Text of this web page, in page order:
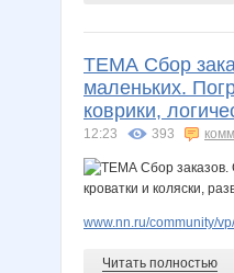
Фея Драже ИРИША
ТЕМА Сбор
маленьких.
коврики,
12:23 393
www.nn.ru/community/
Читать полностью